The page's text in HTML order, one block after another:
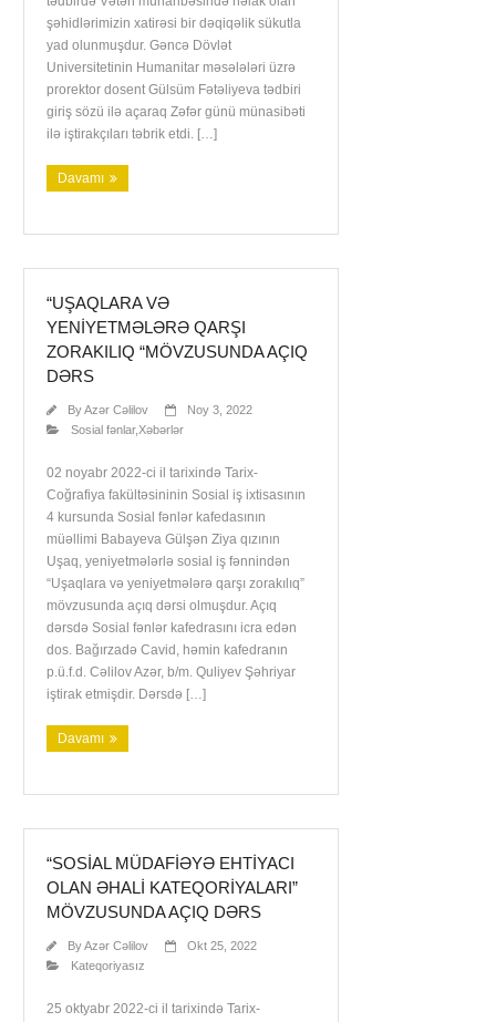
şəhidlərimizin xatirəsi bir dəqiqəlik sükutla
yad olunmuşdur. Gəncə Dövlət
Universitetinin Humanitar məsələləri üzrə
prorektor dosent Gülsüm Fətəliyeva tədbiri
giriş sözü ilə açaraq Zəfər günü münasibəti
ilə iştirakçıları təbrik etdi. […]
Davamı
“UŞAQLARA VƏ
YENIYETMƏLƏRƏ QARŞI
ZORAKILIQ “MÖVZUSUNDA AÇIQ
DƏRS
ByAzər Cəlilov
Noy 3, 2022
Sosial fənlar,Xəbərlər
02 noyabr 2022-ci il tarixində Tarix-
Coğrafiya fakültəsininin Sosial iş ixtisasının
4 kursunda Sosial fənlər kafedasının
müəllimi Babayeva Gülşən Ziya qızının
Uşaq, yeniyetmələrlə sosial iş fənnindən
“Uşaqlara və yeniyetmələrə qarşı zorakılıq”
mövzusunda açıq dərsi olmuşdur. Açıq
dərsdə Sosial fənlər kafedrasını icra edən
dos. Bağırzadə Cavid, həmin kafedranın
p.ü.f.d. Cəlilov Azər, b/m. Quliyev Şəhriyar
iştirak etmişdir. Dərsdə […]
Davamı
“SOSIAL MÜDAFIƏYƏ EHTIYACI
OLAN ƏHALI KATEQORIYALARI”
MÖVZUSUNDA AÇIQ DƏRS
ByAzər Cəlilov
Okt 25, 2022
Kateqoriyasız
25 oktyabr 2022-ci il tarixində Tarix-